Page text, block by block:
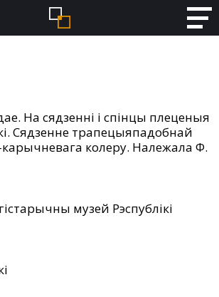
Сядзенне трапецыяпадобнай
колеру. Належала Ф.
музей Рэспублікі